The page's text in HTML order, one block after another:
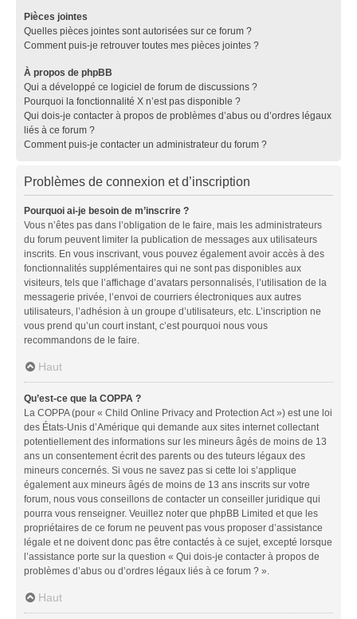
Pièces jointes
Quelles pièces jointes sont autorisées sur ce forum ?
Comment puis-je retrouver toutes mes pièces jointes ?
À propos de phpBB
Qui a développé ce logiciel de forum de discussions ?
Pourquoi la fonctionnalité X n’est pas disponible ?
Qui dois-je contacter à propos de problèmes d’abus ou d’ordres légaux
liés à ce forum ?
Comment puis-je contacter un administrateur du forum ?
Problèmes de connexion et d’inscription
Pourquoi ai-je besoin de m’inscrire ?
Vous n’êtes pas dans l’obligation de le faire, mais les administrateurs
du forum peuvent limiter la publication de messages aux utilisateurs
inscrits. En vous inscrivant, vous pouvez également avoir accès à des
fonctionnalités supplémentaires qui ne sont pas disponibles aux
visiteurs, tels que l’affichage d’avatars personnalisés, l’utilisation de la
messagerie privée, l’envoi de courriers électroniques aux autres
utilisateurs, l’adhésion à un groupe d’utilisateurs, etc. L’inscription ne
vous prend qu’un court instant, c’est pourquoi nous vous
recommandons de le faire.
Haut
Qu’est-ce que la COPPA ?
La COPPA (pour « Child Online Privacy and Protection Act ») est une loi
des États-Unis d’Amérique qui demande aux sites internet collectant
potentiellement des informations sur les mineurs âgés de moins de 13
ans un consentement écrit des parents ou des tuteurs légaux des
mineurs concernés. Si vous ne savez pas si cette loi s’applique
également aux mineurs âgés de moins de 13 ans inscrits sur votre
forum, nous vous conseillons de contacter un conseiller juridique qui
pourra vous renseigner. Veuillez noter que phpBB Limited et que les
propriétaires de ce forum ne peuvent pas vous proposer d’assistance
légale et ne doivent donc pas être contactés à ce sujet, excepté lorsque
l’assistance porte sur la question « Qui dois-je contacter à propos de
problèmes d’abus ou d’ordres légaux liés à ce forum ? ».
Haut